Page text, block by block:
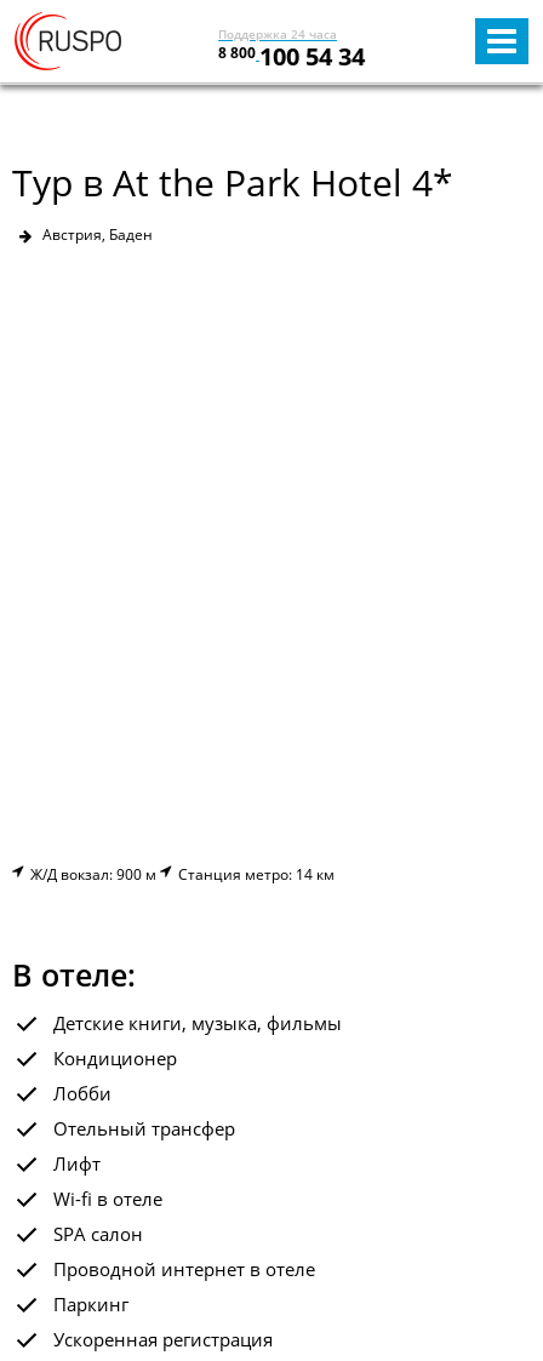
Поддержка 24 часа
8 800 100 54 34
Тур в At the Park Hotel 4*
Австрия, Баден
Ж/Д вокзал: 900 м Станция метро: 14 км
В отеле:
Детские книги, музыка, фильмы
Кондиционер
Лобби
Отельный трансфер
Лифт
Wi-fi в отеле
SPA салон
Проводной интернет в отеле
Паркинг
Ускоренная регистрация